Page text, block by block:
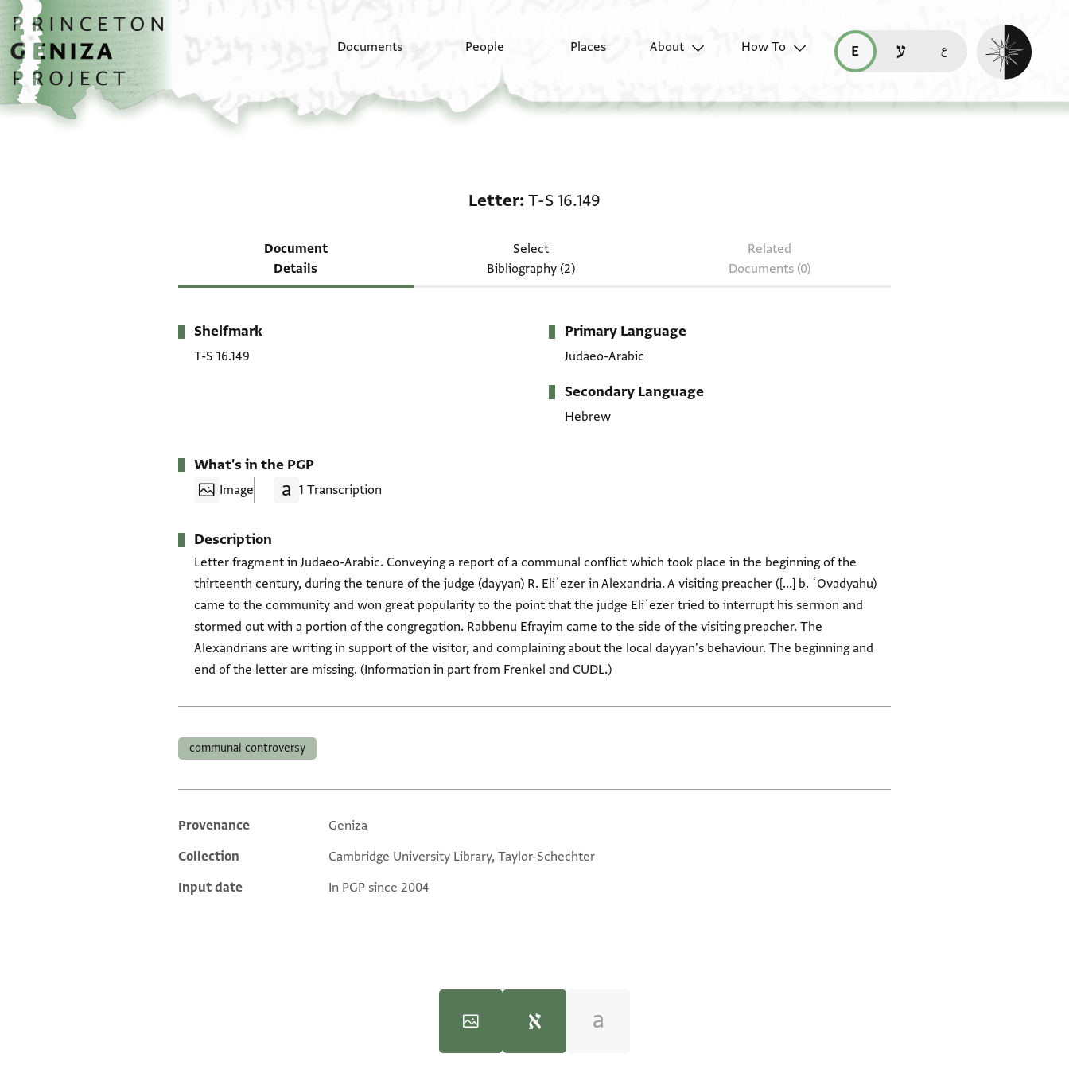
Skip to main content
home
Documents People Places About
How To
read this page in English (en)
קריאת העמוד ב-עברית (he)
Enable dark
Letter T-S 16.149
Document
Details
Select
Bibliography (2)
Related
Documents (0)
Metadata
Shelfmark
T-S 16.149
Primary Language
Judaeo-Arabic
Secondary Language
Hebrew
What's in the PGP
Image 1 Transcription
Description
Letter fragment in Judaeo-Arabic. Conveying a report of a communal conflict which took place in the beginning of the
thirteenth century, during the tenure of the judge (dayyan) R. Eliʿezer in Alexandria. A visiting preacher ([...] b. ʿOvadyahu)
came to the community and won great popularity to the point that the judge Eliʿezer tried to interrupt his sermon and
stormed out with a portion of the congregation. Rabbenu Efrayim came to the side of the visiting preacher. The
Alexandrians are writing in support of the visitor, and complaining about the local dayyan's behaviour. The beginning and
end of the letter are missing. (Information in part from Frenkel and CUDL.)
communal controversy
Additional metadata
Provenance
Geniza
Collection
Cambridge University Library, Taylor-Schechter
Input date
In PGP since 2004